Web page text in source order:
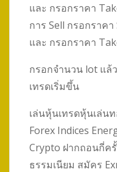
และ กรอกราคา
การ Sell กรอกราค
และ กรอกราคา
กรอกจำนวน lot แล้
เทรดเริ่มขึ้น
เล่นหุ้นเทรดหุ้นเล่น
Forex Indices
Crypto ฝากถอนกี่ค
ธรรมเนียม สมัคร